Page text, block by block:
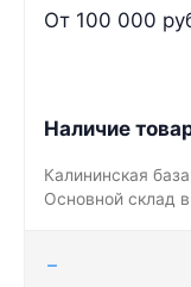
От 100 000
Наличие
Калининская
Основной склад